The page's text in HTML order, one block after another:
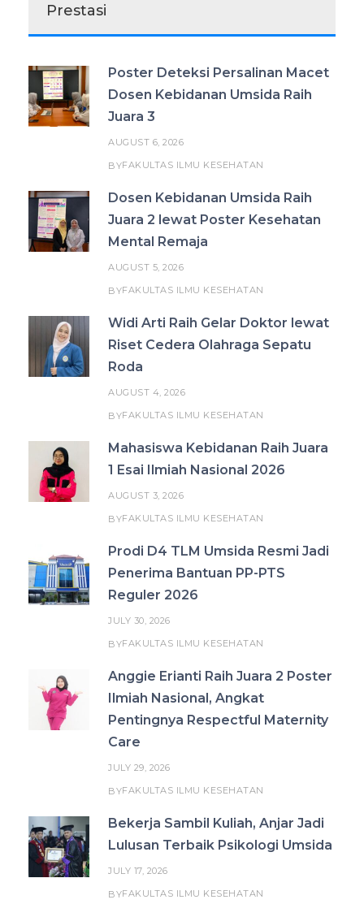
Prestasi
Poster Deteksi Persalinan Macet
Dosen Kebidanan Umsida Raih
Juara 3
AUGUST 6, 2026
BYFAKULTAS ILMU KESEHATAN
Dosen Kebidanan Umsida Raih
Juara 2 lewat Poster Kesehatan
Mental Remaja
AUGUST 5, 2026
BYFAKULTAS ILMU KESEHATAN
Widi Arti Raih Gelar Doktor lewat
Riset Cedera Olahraga Sepatu
Roda
AUGUST 4, 2026
BYFAKULTAS ILMU KESEHATAN
Mahasiswa Kebidanan Raih Juara
1 Esai Ilmiah Nasional 2026
AUGUST 3, 2026
BYFAKULTAS ILMU KESEHATAN
Prodi D4 TLM Umsida Resmi Jadi
Penerima Bantuan PP-PTS
Reguler 2026
JULY 30, 2026
BYFAKULTAS ILMU KESEHATAN
Anggie Erianti Raih Juara 2 Poster
Ilmiah Nasional, Angkat
Pentingnya Respectful Maternity
Care
JULY 29, 2026
BYFAKULTAS ILMU KESEHATAN
Bekerja Sambil Kuliah, Anjar Jadi
Lulusan Terbaik Psikologi Umsida
JULY 17, 2026
BYFAKULTAS ILMU KESEHATAN